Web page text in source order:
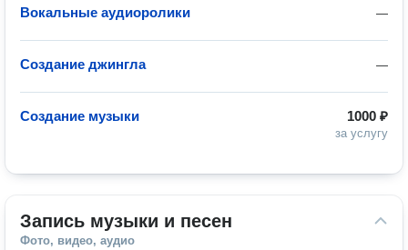
—
Вокальные аудиоролики
—
Создание джингла
1000 ₽
за услугу
Создание музыки
Запись музыки и песен
Фото, видео, аудио